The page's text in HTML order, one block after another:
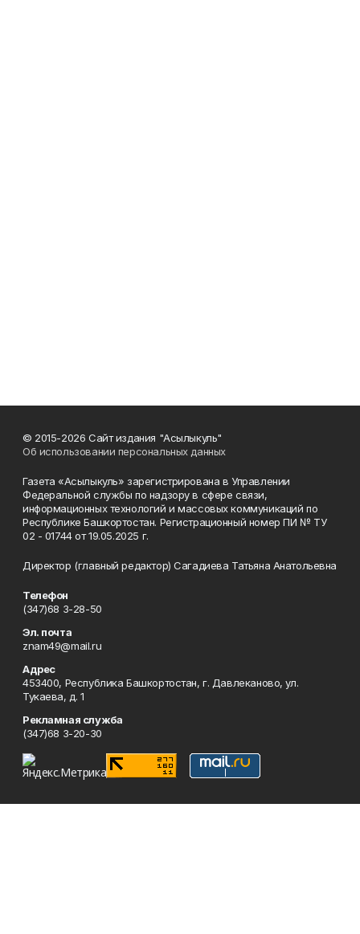
© 2015-2026 Сайт издания "Асылыкуль"
Об использовании персональных данных
Газета «Асылыкуль» зарегистрирована в Управлении
Федеральной службы по надзору в сфере связи,
информационных технологий и массовых коммуникаций по
Республике Башкортостан. Регистрационный номер ПИ № ТУ
02 - 01744 от 19.05.2025 г.
Директор (главный редактор) Сагадиева Татьяна Анатольевна
Телефон
(347)68 3-28-50
Эл. почта
znam49@mail.ru
Адрес
453400, Республика Башкортостан, г. Давлеканово, ул.
Тукаева, д. 1
Рекламная служба
(347)68 3-20-30